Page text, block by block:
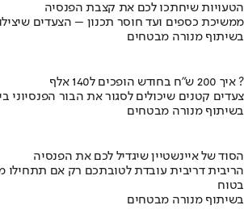
הטעויות שיחתכו לכם את קצבת הפנסיה
ממשיכת כספים ועד חוסר תכנון – הצעדים
בשיתוף מנורה מבטחים
איך 200 ש"ח בחודש הופכים ל140 אלף ?
צעדים קטנים שיכולים לסגור את הבור הפנסיוני
בשיתוף מנורה מבטחים
הסוד של איינשטיין שיגדיל לכם את הפנסיה
הריבית דריבית עובדת לטובתכם רק אם תתחילו
בטוח
בשיתוף מנורה מבטחים